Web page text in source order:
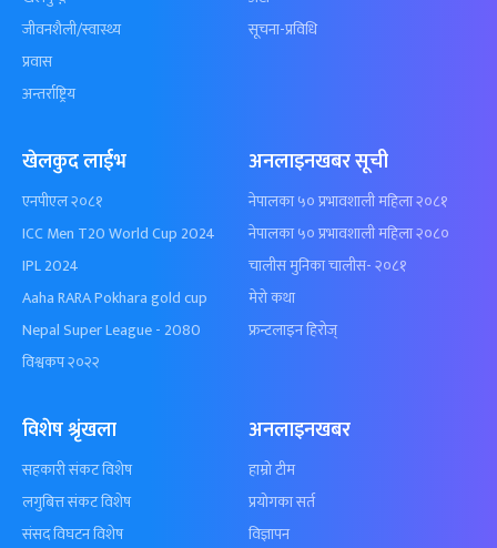
जीवनशैली/स्वास्थ्य
प्रवास
अन्तर्राष्ट्रिय
सूचना-प्रविधि
खेलकुद लाईभ
एनपीएल २०८१
ICC Men T20 World Cup 2024
IPL 2024
Aaha RARA Pokhara gold cup
Nepal Super League - 2080
विश्वकप २०२२
अनलाइनखबर सूची
नेपालका ५० प्रभावशाली महिला २०८१
नेपालका ५० प्रभावशाली महिला २०८०
चालीस मुनिका चालीस- २०८१
मेरो कथा
फ्रन्टलाइन हिरोज्
विशेष श्रृंखला
सहकारी संकट विशेष
लगुबित्त संकट विशेष
संसद विघटन विशेष
अनलाइनखबर
हाम्रो टीम
प्रयोगका सर्त
विज्ञापन